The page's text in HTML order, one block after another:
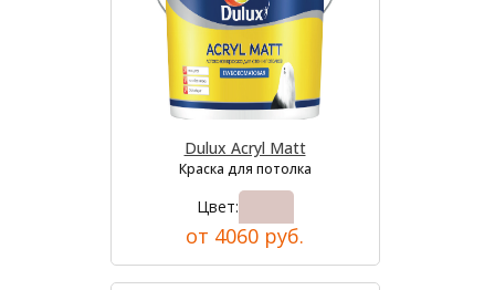
Dulux Acryl Matt
Краска для потолка
Цвет:
от 4060 руб.